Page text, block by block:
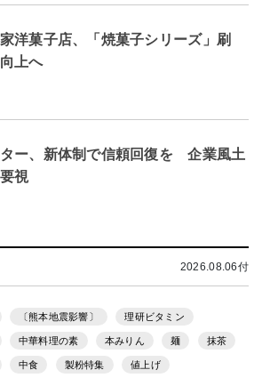
家洋菓子店、「焼菓子シリーズ」刷
上へ
ー、新体制で信頼回復を 企業風土
視
2026.08.06付
〔熊本地震影響〕 理研ビタミン
中華料理の素 本みりん 麺 抹茶
中食 製粉特集 値上げ